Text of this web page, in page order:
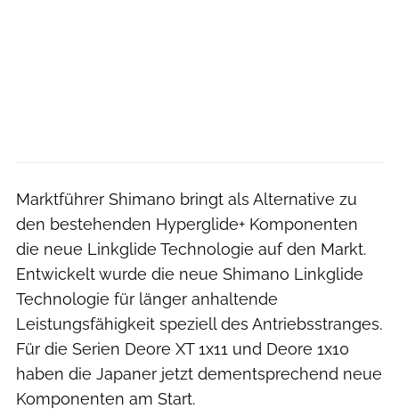
Marktführer Shimano bringt als Alternative zu
den bestehenden Hyperglide+ Komponenten
die neue Linkglide Technologie auf den Markt.
Entwickelt wurde die neue Shimano Linkglide
Technologie für länger anhaltende
Leistungsfähigkeit speziell des Antriebsstranges.
Für die Serien Deore XT 1x11 und Deore 1x10
haben die Japaner jetzt dementsprechend neue
Komponenten am Start.